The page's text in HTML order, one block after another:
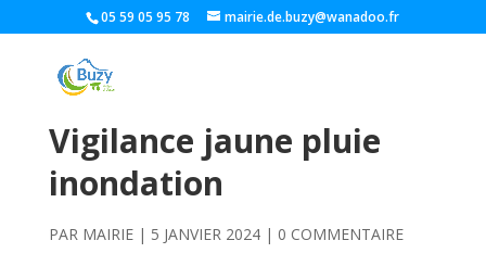
05 59 05 95 78 mairie.de.buzy@wanadoo.fr
Vigilance jaune pluie
inondation
PAR MAIRIE| 5 JANVIER 2024| 0 COMMENTAIRE